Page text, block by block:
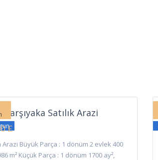
Satılık Arazi
£
Arazi Büyük Parça : 1 dönüm 2 evlek 400
m² Küçük Parça : 1 dönüm 1700 ay²,